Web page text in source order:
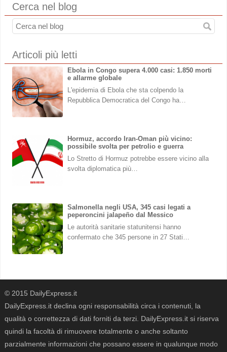
Cerca nel blog
Articoli più letti
Ebola in Congo supera 4.000 casi: 1.850 morti
e allarme globale
L'epidemia di Ebola che sta colpendo la
Repubblica Democratica del Congo ha…
Hormuz, accordo Iran-Oman più vicino:
possibile svolta per petrolio e guerra
Lo Stretto di Hormuz potrebbe essere vicino alla
svolta diplomatica più…
Salmonella negli USA, 345 casi legati a
peperoncini jalapeño dal Messico
Le autorità sanitarie statunitensi hanno
confermato che 345 persone in 27 Stati…
© 2015 DailyExpress.it
DailyExpress.it declina ogni responsabilità circa i contenuti, la
qualità o correttezza di dati forniti da terzi. DailyExpress.it si riserva
quindi la facoltà di rimuovere totalmente o anche soltanto
parzialmente informazioni che possano essere in qualunque modo